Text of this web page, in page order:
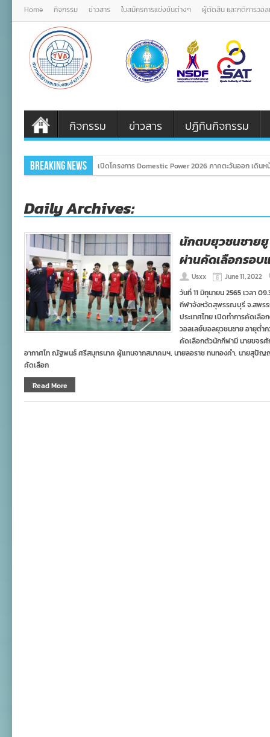
Home กิจกรรม ข่าวสาร ใบสมัครการแข่งขันต่างๆ ผู้ตัดสิน และกติการวอ
กิจกรรม ข่าวสาร ปฏิทินกิจกรรม
Breaking News เปิดโครงการ Domestic Power 2026 ภาคตะวันออก เดิ
Daily Archives:
นักตบยุวชนชายยู
ผ่านคัดเลือกรอบ
Usxx June 11, 2022
วันที่ 11 มิถุนายน 2565 เวลา
กีฬาจังหวัดสุพรรณบุรี จ.สพร
ประเทศไทย เปิดทำการคัดเลื
วอลเลย์บอลยุวชนชาย อายุต่ำก
คัดเลือกตัวนักกีฬามี นายขจร
อากาศโท ณัฐพนธ์ ศรีสมุทรนาค ผู้แทนจากสมาคมฯ, นายลอราช ทนทองคำ, นายสุปัญญ
คัดเลือก
Read More